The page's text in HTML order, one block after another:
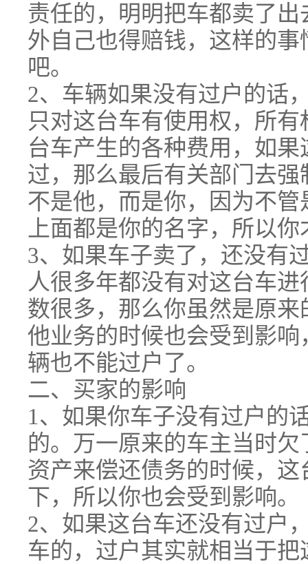
责任的，明明把车都卖了
外自己也得赔钱，这样的
吧。
2、车辆如果没有过户的话
只对这台车有使用权，所
台车产生的各种费用，如
过，那么最后有关部门去
不是他，而是你，因为不
上面都是你的名字，所以
3、如果车子卖了，还没有
人很多年都没有对这台车
数很多，那么你虽然是原
他业务的时候也会受到影
辆也不能过户了。
二、买家的影响
1、如果你车子没有过户的
的。万一原来的车主当时
资产来偿还债务的时候，
下，所以你也会受到影响。
2、如果这台车还没有过户
车的，过户其实就相当于